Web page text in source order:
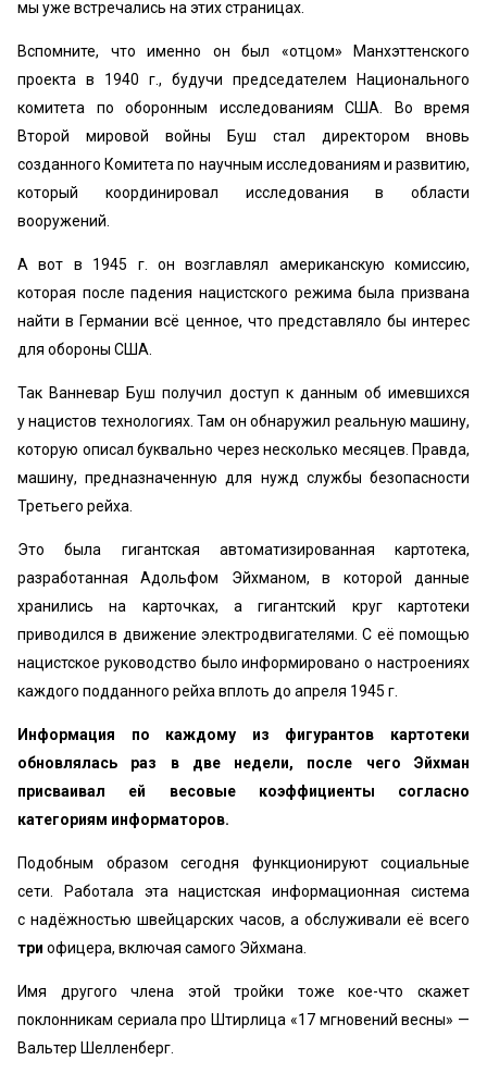
мы уже встречались на этих страницах.
Вспомните, что именно он был «отцом» Манхэттенского
проекта в 1940 г., будучи председателем Национального
комитета по оборонным исследованиям США. Во время
Второй мировой войны Буш стал директором вновь
созданного Комитета по научным исследованиям и развитию,
который координировал исследования в области
вооружений.
А вот в 1945 г. он возглавлял американскую комиссию,
которая после падения нацистского режима была призвана
найти в Германии всё ценное, что представляло бы интерес
для обороны США.
Так Ванневар Буш получил доступ к данным об имевшихся
у нацистов технологиях. Там он обнаружил реальную машину,
которую описал буквально через несколько месяцев. Правда,
машину, предназначенную для нужд службы безопасности
Третьего рейха.
Это была гигантская автоматизированная картотека,
разработанная Адольфом Эйхманом, в которой данные
хранились на карточках, а гигантский круг картотеки
приводился в движение электродвигателями. С её помощью
нацистское руководство было информировано о настроениях
каждого подданного рейха вплоть до апреля 1945 г.
Информация по каждому из фигурантов картотеки
обновлялась раз в две недели, после чего Эйхман
присваивал ей весовые коэффициенты согласно
категориям информаторов.
Подобным образом сегодня функционируют социальные
сети. Работала эта нацистская информационная система
с надёжностью швейцарских часов, а обслуживали её всего
три офицера, включая самого Эйхмана.
Имя другого члена этой тройки тоже кое-что скажет
поклонникам сериала про Штирлица «17 мгновений весны» —
Вальтер Шелленберг.